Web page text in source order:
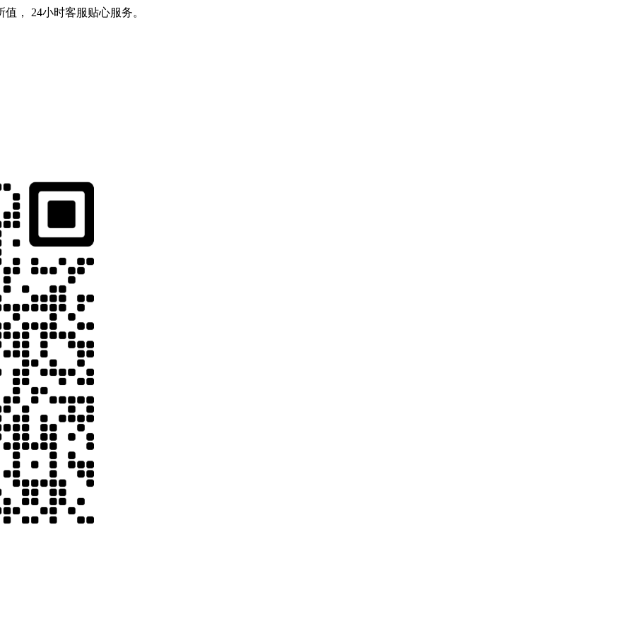
， 24小时客服贴心服务。